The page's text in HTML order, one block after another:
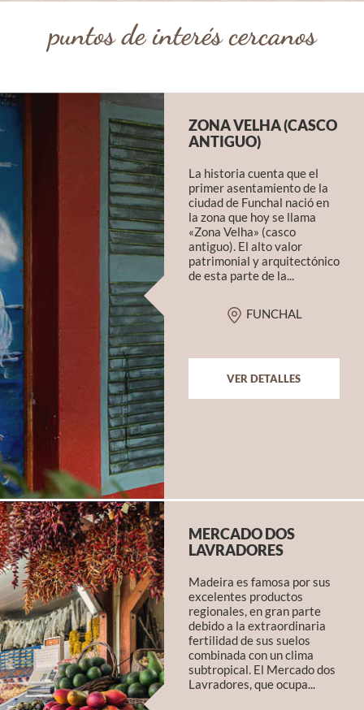
puntos de interés cercanos
ZONA VELHA (CASCO
ANTIGUO)
La historia cuenta que el
primer asentamiento de la
ciudad de Funchal nació en
la zona que hoy se llama
«Zona Velha» (casco
antiguo). El alto valor
patrimonial y arquitectónico
de esta parte de la...
FUNCHAL
VER DETALLES
MERCADO DOS
LAVRADORES
Madeira es famosa por sus
excelentes productos
regionales, en gran parte
debido a la extraordinaria
fertilidad de sus suelos
combinada con un clima
subtropical. El Mercado dos
Lavradores, que ocupa...